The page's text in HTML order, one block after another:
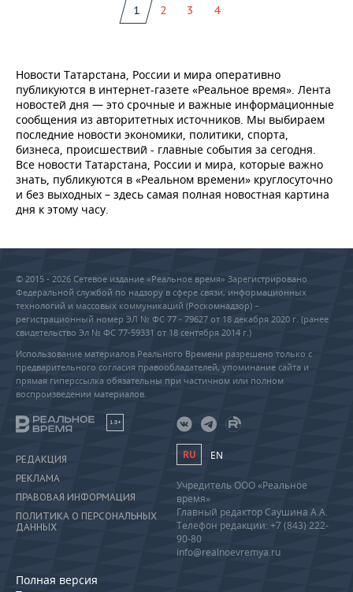
1 2 3 4
Новости Татарстана, России и мира оперативно
публикуются в интернет-газете «Реальное время». Лента
новостей дня — это срочные и важные информационные
сообщения из авторитетных источников. Мы выбираем
последние новости экономики, политики, спорта,
бизнеса, происшествий - главные события за сегодня.
Все новости Татарстана, России и мира, которые важно
знать, публикуются в «Реальном времени» круглосуточно
и без выходных – здесь самая полная новостная картина
дня к этому часу.
© 2015 - 2026 Сетевое издание «Реальное время» Зарегистрировано
Федеральной службой по надзору в сфере связи, информационных
технологий и массовых коммуникаций (Роскомнадзор) –
регистрационный номер ЭЛ № ФС 77 - 79627 от 18 декабря 2020 г. (ранее
свидетельство Эл № ФС 77-59331 от 18 сентября 2014 г.)
Использование материалов Реального Времени разрешено только с
предварительного согласия правообладателей, упоминание сайта и
прямая гиперссылка обязательны при частичном или полном
воспроизведении материалов.
18+
РЕДАКЦИЯ
РЕКЛАМА
ПРАВОВАЯ ИНФОРМАЦИЯ
ПОЛИТИКА О ПЕРСОНАЛЬНЫХ
ДАННЫХ
Полная версия
RU EN
Учредитель ООО «Реальное
время»
Главный редактор Саушина А.А.
Телефон редакции: +7 (843) 222-
90-80
info@realnoevremya.ru